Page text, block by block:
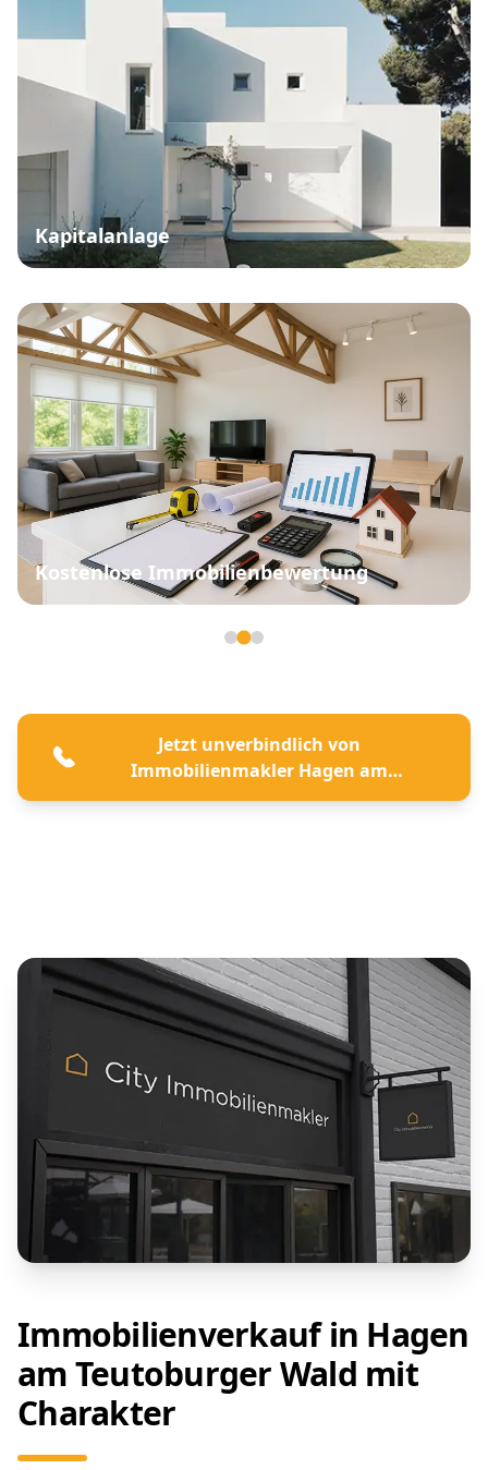
Kapitalanlage
Kostenlose Immobilienbewertung
Jetzt unverbindlich von
Immobilienmakler Hagen am
Teutoburger Wald beraten lassen
Immobilienverkauf in Hagen
am Teutoburger Wald mit
Charakter